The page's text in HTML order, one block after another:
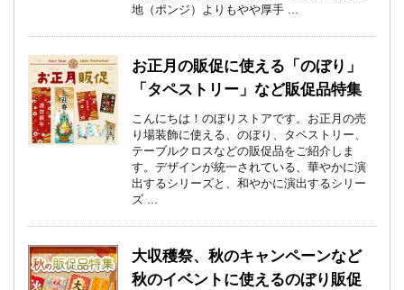
YK-1015
ぶどう直売横幕の一覧
YK-1017
全国発送横幕の一覧
YK-52
ぶどう狩り横幕の一覧
YK-1034
品種名横幕の一覧
YK-1025
地名横幕の一覧
JA-834 JA-847
JA-807 JA-870
JA-854 JA-791
JA-883 JA-884
JA-875 JA-874
地（ポンジ）よりもやや厚手 ...
お正月の販促に使える「のぼり」
「タペストリー」など販促品特集
こんにちは！のぼりストアです。お正月の売
り場装飾に使える、のぼり、タペストリー、
テーブルクロスなどの販促品をご紹介しま
す。デザインが統一されている、華やかに演
出するシリーズと、和やかに演出するシリー
ズ ...
大収穫祭、秋のキャンペーンなど
秋のイベントに使えるのぼり販促